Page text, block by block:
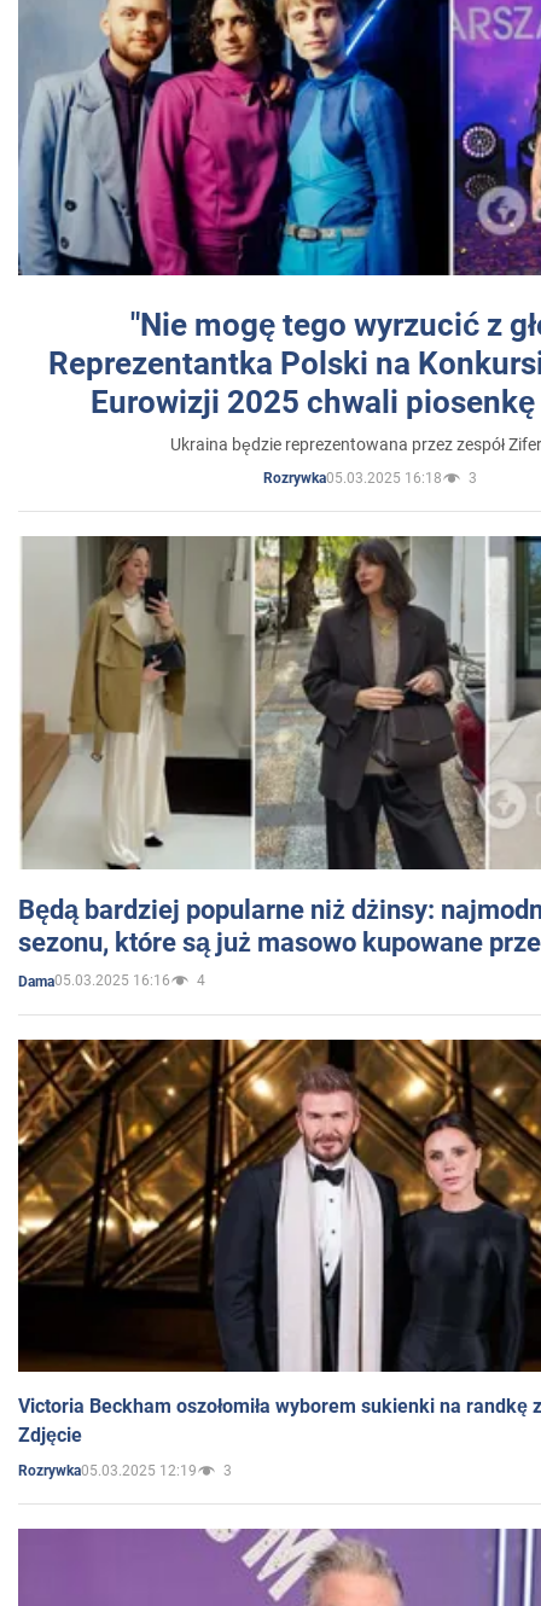
"Nie mogę tego wyrzucić z
Reprezentantka Polski na
Eurowizji 2025 chwali
Ukraina będzie reprezentowana przez zespół
Rozrywka05.03.2025 16:18 3
Będą bardziej popularne niż dżinsy:
sezonu, które są już masowo kupowane
Dama05.03.2025 16:16 4
Victoria Beckham oszołomiła wyborem sukienki na randkę
Zdjęcie
Rozrywka05.03.2025 12:19 3